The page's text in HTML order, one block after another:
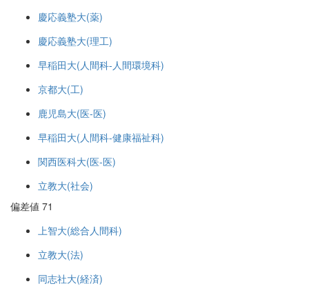
慶応義塾大(薬)
慶応義塾大(理工)
早稲田大(人間科-人間環境科)
京都大(工)
鹿児島大(医-医)
早稲田大(人間科-健康福祉科)
関西医科大(医-医)
立教大(社会)
偏差値 71
上智大(総合人間科)
立教大(法)
同志社大(経済)